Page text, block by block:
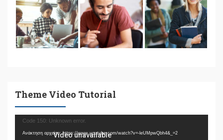
Theme Video Tutorial
Πρόγραμμα
Αναπαραγωγής
Code 150: Unknown error.
Ανάκτηση αρχείου: https://www.youtube.com/watch?v=-leUMpwQbh4&_=2